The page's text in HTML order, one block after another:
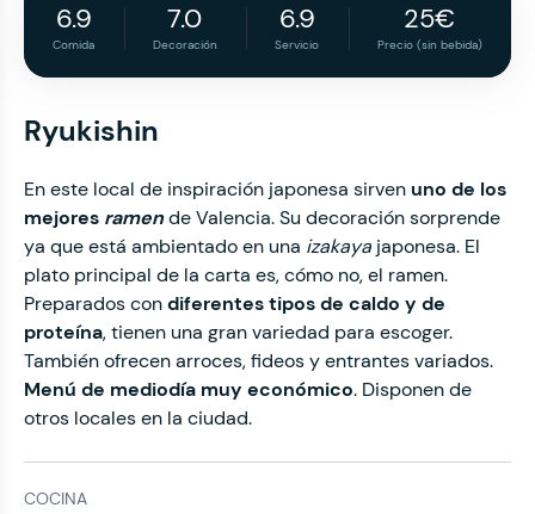
6.9
Comida
7.0
Decoración
6.9
Servicio
25€
Precio (sin bebida)
Ryukishin
En este local de inspiración japonesa sirvenuno de los
mejores ramende Valencia. Su decoración sorprende
ya que está ambientado en una izakaya japonesa. El
plato principal de la carta es, cómo no, el ramen.
Preparados condiferentes tipos de caldo y de
proteína, tienen una gran variedad para escoger.
También ofrecen arroces, fideos y entrantes variados.
Menú de mediodía muy económico. Disponen de
otros locales en la ciudad.
COCINA